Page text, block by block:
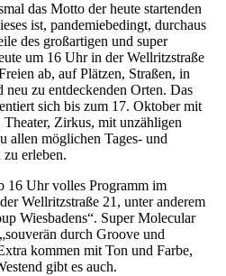
das Motto der heute startenden
ist, pandemiebedingt, durchaus
des großartigen und super
um 16 Uhr in der Wellritzstraße
ab, auf Plätzen, Straßen, in
zu entdeckenden Orten. Das
sich bis zum 17. Oktober mit
Zirkus, mit unzähligen
allen möglichen Tages- und
erleben.
16 Uhr volles Programm im
Wellritzstraße 21, unter anderem
Wiesbadens“. Super Molecular
durch Groove und
kommen mit Ton und Farbe,
gibt es auch.